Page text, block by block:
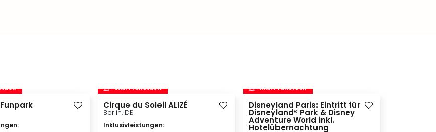
:
inkl. Frühstück
Cirque du Soleil ALIZÉ
Berlin, DE
Inklusivleistungen:
inkl. Frühstück
Disneyland Paris: Eintritt für
Disneyland® Park & Disney
Adventure World inkl.
Hotelübernachtung